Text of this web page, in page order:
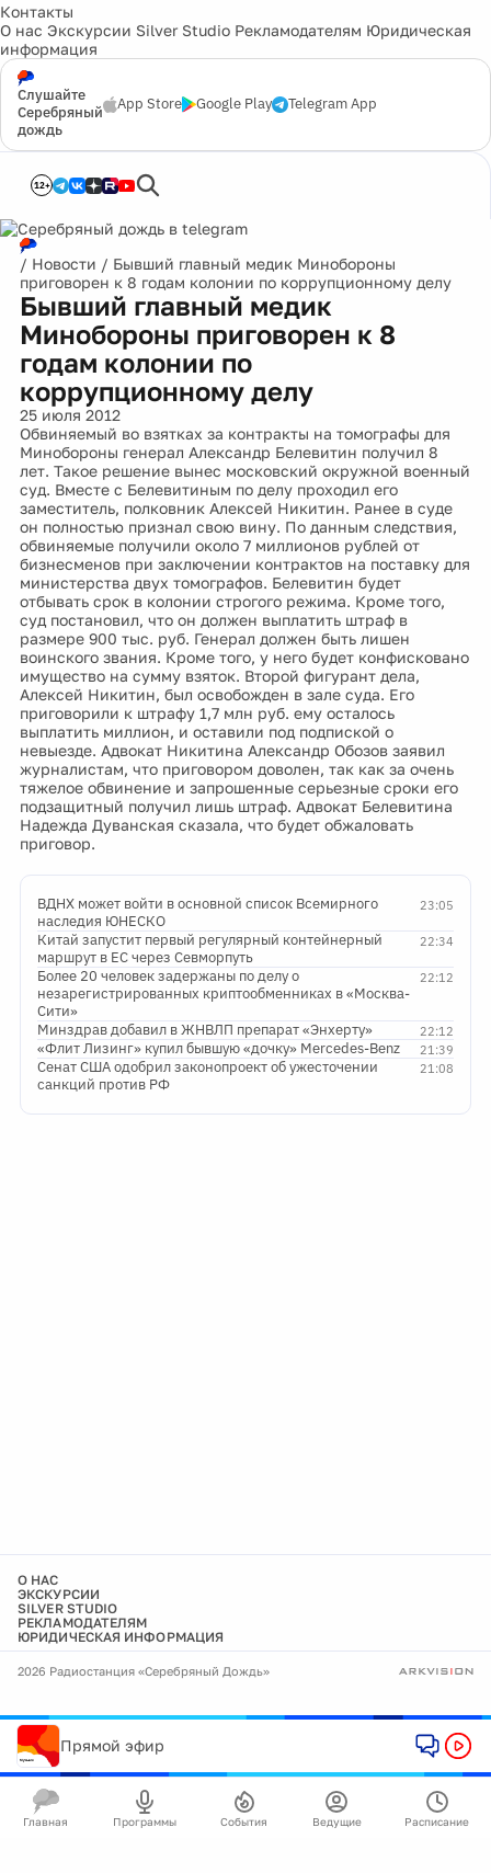
Контакты
О нас Экскурсии Silver Studio Рекламодателям Юридическая
информация
Слушайте
Серебряный
дождь
App Store Google Play Telegram App
12+
/ Новости / Бывший главный медик Минобороны
приговорен к 8 годам колонии по коррупционному делу
Бывший главный медик
Минобороны приговорен к 8
годам колонии по
коррупционному делу
25 июля 2012
Обвиняемый во взятках за контракты на томографы для
Минобороны генерал Александр Белевитин получил 8
лет. Такое решение вынес московский окружной военный
суд. Вместе с Белевитиным по делу проходил его
заместитель, полковник Алексей Никитин. Ранее в суде
он полностью признал свою вину. По данным следствия,
обвиняемые получили около 7 миллионов рублей от
бизнесменов при заключении контрактов на поставку для
министерства двух томографов. Белевитин будет
отбывать срок в колонии строгого режима. Кроме того,
суд постановил, что он должен выплатить штраф в
размере 900 тыс. руб. Генерал должен быть лишен
воинского звания. Кроме того, у него будет конфисковано
имущество на сумму взяток. Второй фигурант дела,
Алексей Никитин, был освобожден в зале суда. Его
приговорили к штрафу 1,7 млн руб. ему осталось
выплатить миллион, и оставили под подпиской о
невыезде. Адвокат Никитина Александр Обозов заявил
журналистам, что приговором доволен, так как за очень
тяжелое обвинение и запрошенные серьезные сроки его
подзащитный получил лишь штраф. Адвокат Белевитина
Надежда Дуванская сказала, что будет обжаловать
приговор.
23:05
ВДНХ может войти в основной список Всемирного
наследия ЮНЕСКО
22:34
Китай запустит первый регулярный контейнерный
маршрут в ЕС через Севморпуть
22:12
Более 20 человек задержаны по делу о
незарегистрированных криптообменниках в «Москва-
Сити»
22:12
Минздрав добавил в ЖНВЛП препарат «Энхерту»
21:39
«Флит Лизинг» купил бывшую «дочку» Mercedes-Benz
21:08
Сенат США одобрил законопроект об ужесточении
санкций против РФ
О НАС
ЭКСКУРСИИ
SILVER STUDIO
РЕКЛАМОДАТЕЛЯМ
ЮРИДИЧЕСКАЯ ИНФОРМАЦИЯ
2026 Радиостанция «Серебряный Дождь»
Прямой эфир
Главная Программы События Ведущие Расписание